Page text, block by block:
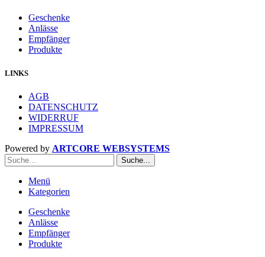
Geschenke
Anlässe
Empfänger
Produkte
LINKS
AGB
DATENSCHUTZ
WIDERRUF
IMPRESSUM
Powered by ARTCORE WEBSYSTEMS
Suche...
Menü
Kategorien
Geschenke
Anlässe
Empfänger
Produkte